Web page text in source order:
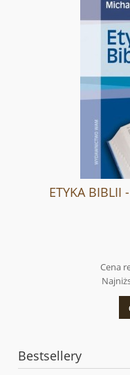
ETYKA
Cena
Bestsellery